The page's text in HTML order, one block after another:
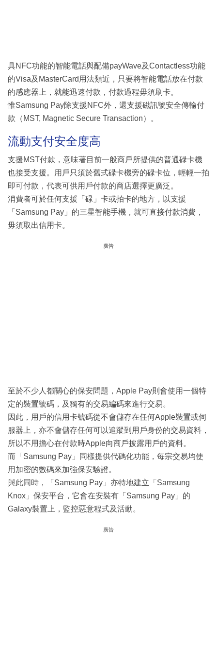
具NFC功能的智能電話與配備payWave及Contactless功能
的Visa及MasterCard用法類近，只要將智能電話放在付款
的感應器上，就能迅速付款，付款過程毋須刷卡。
惟Samsung Pay除支援NFC外，還支援磁訊號安全傳輸付
款（MST, Magnetic Secure Transaction）。
流動支付安全度高
支援MST付款，意味著目前一般商戶所提供的普通碌卡機
也接受支援。用戶只須於舊式碌卡機旁的碌卡位，輕輕一拍
即可付款，代表可供用戶付款的商店選擇更廣泛。
消費者可於任何支援「碌」卡或拍卡的地方，以支援
「Samsung Pay」的三星智能手機，就可直接付款消費，
毋須取出信用卡。
廣告
至於不少人都關心的保安問題，Apple Pay則會使用一個特
定的裝置號碼，及獨有的交易編碼來進行交易。
因此，用戶的信用卡號碼從不會儲存在任何Apple裝置或伺
服器上，亦不會儲存任何可以追蹤到用戶身份的交易資料，
所以不用擔心在付款時Apple向商戶披露用戶的資料。
而「Samsung Pay」同樣提供代碼化功能，每宗交易均使
用加密的數碼來加強保安驗證。
與此同時，「Samsung Pay」亦特地建立「Samsung
Knox」保安平台，它會在安裝有「Samsung Pay」的
Galaxy裝置上，監控惡意程式及活動。
廣告